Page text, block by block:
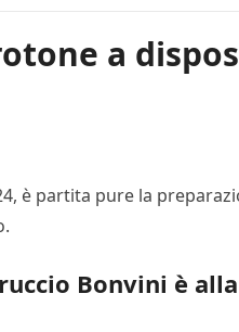
a
è partita pure la
Bonvini è